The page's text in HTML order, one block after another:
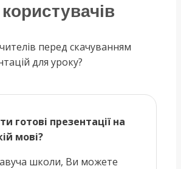
перед скачуванням
для уроку?
готові презентації на
мові?
школи, Ви можете